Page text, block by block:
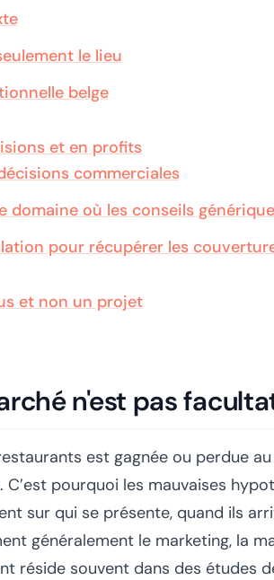
le lieu
belge
et en profits
commerciales
domaine où les conseils
pour récupérer les
et non un projet
n'est pas
est gagnée ou perdue
pourquoi les mauvaises
sur qui se présente, quand ils
généralement le marketing, la
réside souvent dans des études